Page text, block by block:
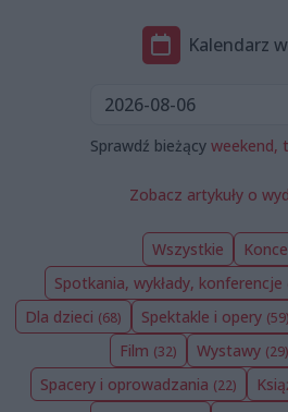
Kalendarz
Sprawdź bieżący weekend,
Zobacz artykuły o
Wszystkie
Spotkania, wykłady, konferencje
Dla dzieci (68) Spektakle i opery (59)
Film (32) Wystawy (29)
Spacery i oprowadzania (22)